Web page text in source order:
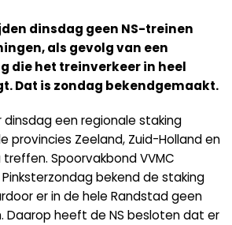
dinsdag geen NS-treinen
als gevolg van een
die het treinverkeer in heel
Dat is zondag bekendgemaakt.
dinsdag een regionale staking
provincies Zeeland, Zuid-Holland en
Spoorvakbond VVMC
bekend de staking
er in de hele Randstad geen
Daarop heeft de NS besloten dat er